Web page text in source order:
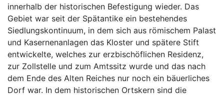
innerhalb der historischen Befestigung wieder. Das
Gebiet war seit der Spätantike ein bestehendes
Siedlungskontinuum, in dem sich aus römischem Palast
und Kasernenanlagen das Kloster und spätere Stift
entwickelte, welches zur erzbischöflichen Residenz,
zur Zollstelle und zum Amtssitz wurde und das nach
dem Ende des Alten Reiches nur noch ein bäuerliches
Dorf war. In dem historischen Ortskern sind die